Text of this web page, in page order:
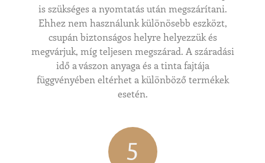
is szükséges a nyomtatás után megszárítani.
Ehhez nem használunk különösebb eszközt,
csupán biztonságos helyre helyezzük és
megvárjuk, míg teljesen megszárad. A száradási
idő a vászon anyaga és a tinta fajtája
függvényében eltérhet a különböző termékek
esetén.
5